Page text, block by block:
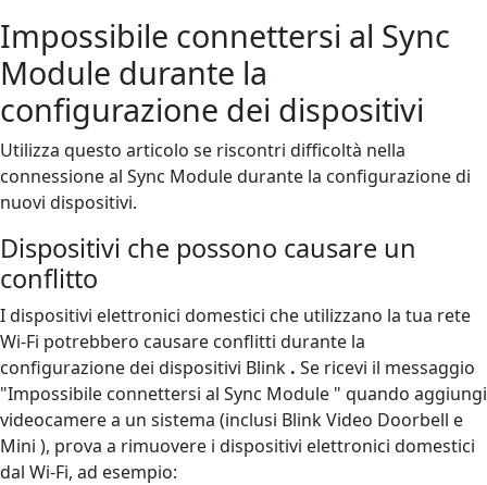
Impossibile connettersi al Sync
Module durante la
configurazione dei dispositivi
Utilizza questo articolo se riscontri difficoltà nella
connessione al Sync Module durante la configurazione di
nuovi dispositivi.
Dispositivi che possono causare un
conflitto
I dispositivi elettronici domestici che utilizzano la tua rete
Wi-Fi potrebbero causare conflitti durante la
configurazione dei dispositivi Blink . Se ricevi il messaggio
"Impossibile connettersi al Sync Module " quando aggiungi
videocamere a un sistema (inclusi Blink Video Doorbell e
Mini ), prova a rimuovere i dispositivi elettronici domestici
dal Wi-Fi, ad esempio: